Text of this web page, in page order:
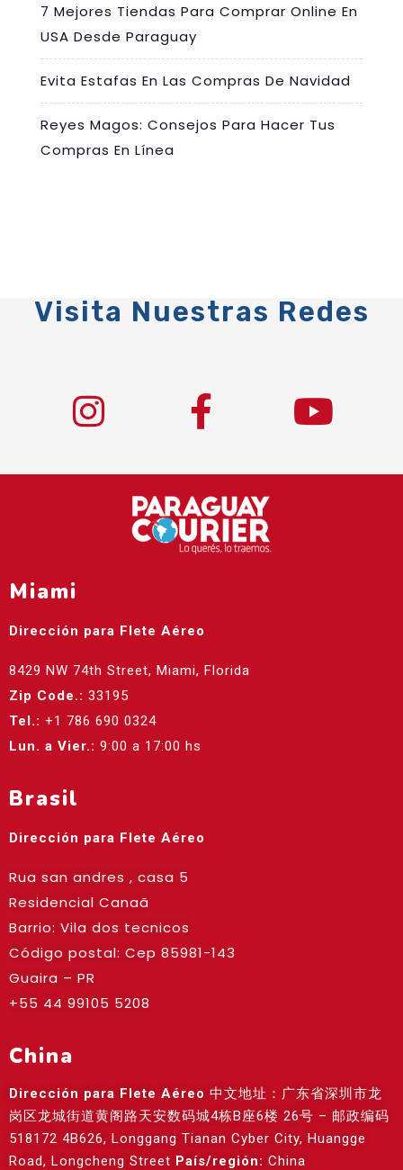
7 Mejores Tiendas Para Comprar Online En
USA Desde Paraguay
Evita Estafas En Las Compras De Navidad
Reyes Magos: Consejos Para Hacer Tus
Compras En Línea
Visita Nuestras Redes
Miami
Dirección para Flete Aéreo
8429 NW 74th Street, Miami, Florida
Zip Code.: 33195
Tel.: +1 786 690 0324
Lun. a Vier.: 9:00 a 17:00 hs
Brasil
Dirección para Flete Aéreo
Rua san andres , casa 5
Residencial Canaã
Barrio: Vila dos tecnicos
Código postal: Cep 85981-143
Guaira – PR
+55 44 99105 5208
China
Dirección para Flete Aéreo 中文地址：广东省深圳市龙
岗区龙城街道黄阁路天安数码城4栋B座6楼 26号 – 邮政编码
518172 4B626, Longgang Tianan Cyber City, Huangge
Road, Longcheng Street País/región: China